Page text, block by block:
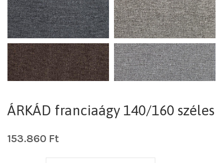
ÁRKÁD franciaágy 140/160 széles
153.860 Ft